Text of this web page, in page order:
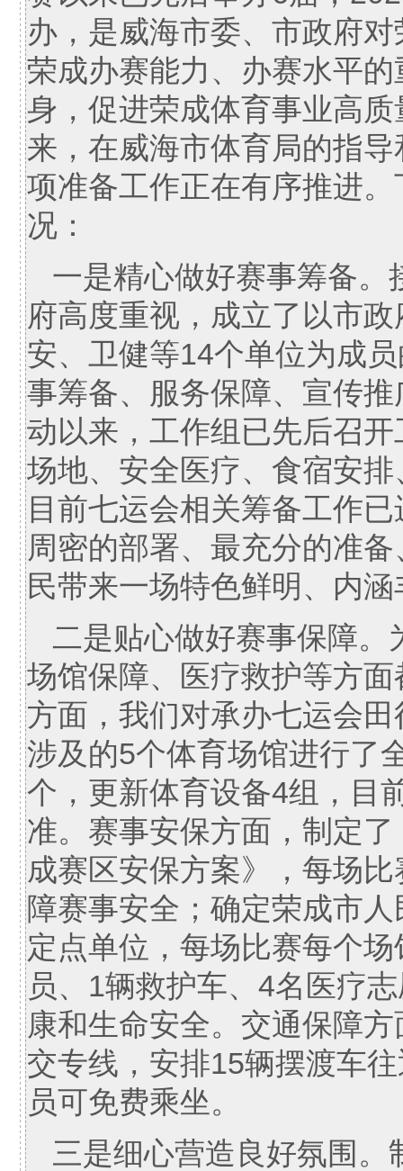
办，是威海市委、市政府
荣成办赛能力、办赛水平
身，促进荣成体育事业高
来，在威海市体育局的指
项准备工作正在有序推进
况：
一是精心做好赛事筹备
府高度重视，成立了以市
安、卫健等14个单位为成
事筹备、服务保障、宣传
动以来，工作组已先后召
场地、安全医疗、食宿安
目前七运会相关筹备工作
周密的部署、最充分的准
民带来一场特色鲜明、内
二是贴心做好赛事保障
场馆保障、医疗救护等方
方面，我们对承办七运会
涉及的5个体育场馆进行了
个，更新体育设备4组，目
准。赛事安保方面，制定
成赛区安保方案》，每场
障赛事安全；确定荣成市
定点单位，每场比赛每个
员、1辆救护车、4名医疗
康和生命安全。交通保障
交专线，安排15辆摆渡车
员可免费乘坐。
三是细心营造良好氛围